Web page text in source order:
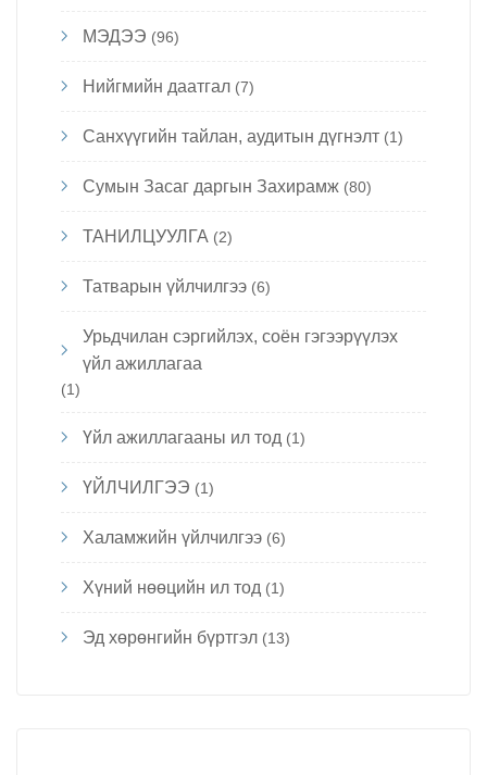
МЭДЭЭ (96)
Нийгмийн даатгал (7)
Санхүүгийн тайлан, аудитын дүгнэлт (1)
Сумын Засаг даргын Захирамж (80)
ТАНИЛЦУУЛГА (2)
Татварын үйлчилгээ (6)
Урьдчилан сэргийлэх, соён гэгээрүүлэх
үйл ажиллагаа
(1)
Үйл ажиллагааны ил тод (1)
ҮЙЛЧИЛГЭЭ (1)
Халамжийн үйлчилгээ (6)
Хүний нөөцийн ил тод (1)
Эд хөрөнгийн бүртгэл (13)